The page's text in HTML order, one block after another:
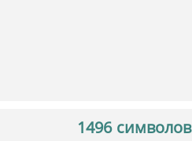
1496 символов